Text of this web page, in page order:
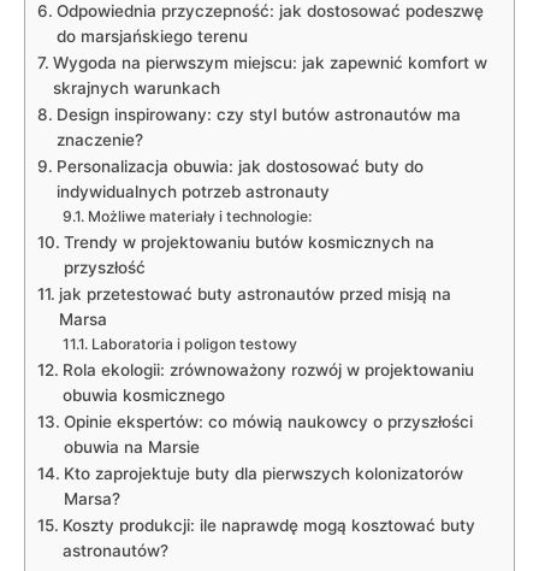
Odpowiednia przyczepność: jak dostosować podeszwę
do marsjańskiego terenu
Wygoda na pierwszym miejscu: jak zapewnić komfort w
skrajnych warunkach
Design inspirowany: czy styl butów astronautów ma
znaczenie?
Personalizacja obuwia: jak dostosować buty do
indywidualnych potrzeb astronauty
Możliwe materiały i technologie:
Trendy w projektowaniu butów kosmicznych na
przyszłość
jak przetestować buty astronautów przed misją na
Marsa
Laboratoria i poligon testowy
Rola ekologii: zrównoważony rozwój w projektowaniu
obuwia kosmicznego
Opinie ekspertów: co mówią naukowcy o przyszłości
obuwia na Marsie
Kto zaprojektuje buty dla pierwszych kolonizatorów
Marsa?
Koszty produkcji: ile naprawdę mogą kosztować buty
astronautów?